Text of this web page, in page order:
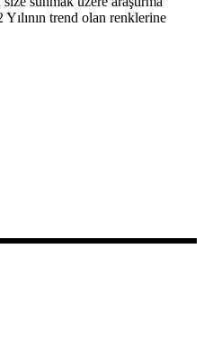
trend olan renklerine